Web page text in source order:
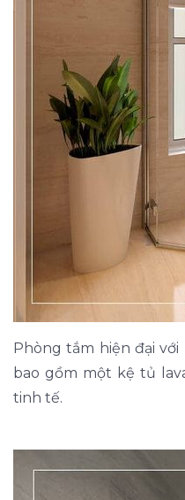
Phòng tắm hiện đại
bao gồm một kệ tủ
tinh tế.